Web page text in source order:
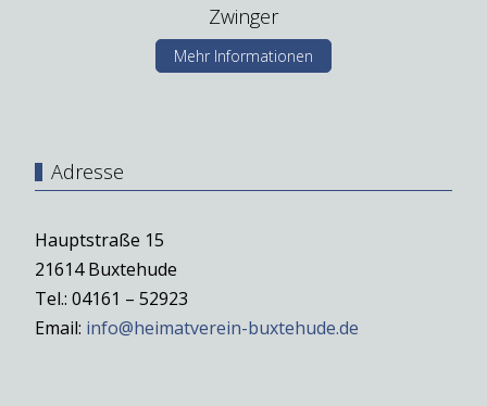
Zwinger
Mehr Informationen
Adresse
Hauptstraße 15
21614 Buxtehude
Tel.: 04161 – 52923
Email: info@heimatverein-buxtehude.de